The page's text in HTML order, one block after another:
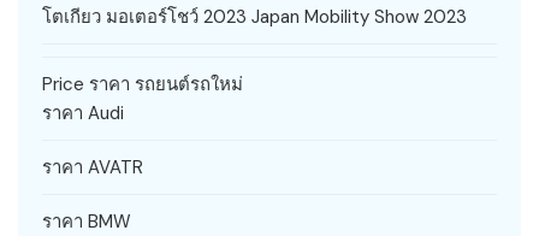
โตเกียว มอเตอร์โชว์ 2023 Japan Mobility Show 2023
Price ราคา รถยนต์รถใหม่
ราคา Audi
ราคา AVATR
ราคา BMW